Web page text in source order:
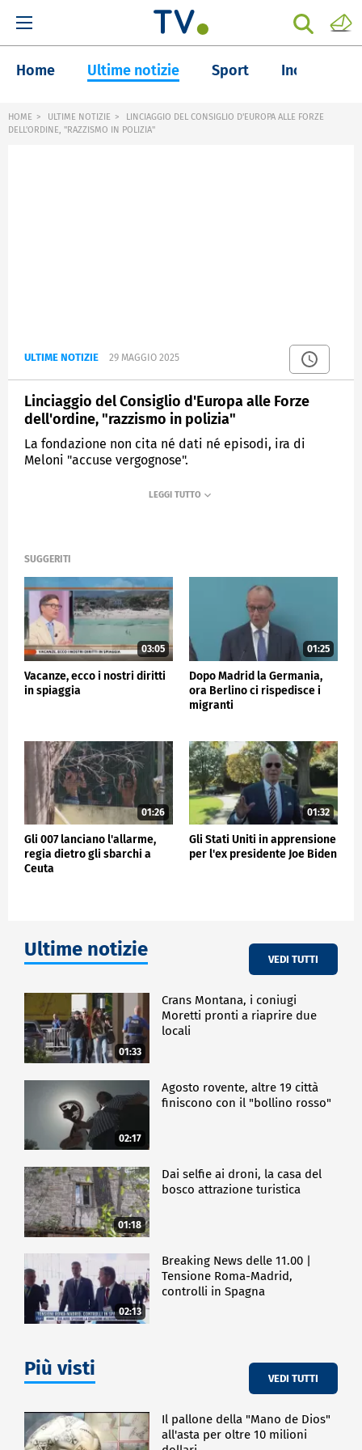
Home Ultime notizie Sport Inchieste
HOME ULTIME NOTIZIE
LINCIAGGIO DEL CONSIGLIO D'EUROPA ALLE FORZE
DELL'ORDINE, "RAZZISMO IN POLIZIA"
ULTIME NOTIZIE 29 MAGGIO 2025
Linciaggio del Consiglio d'Europa alle Forze
dell'ordine, "razzismo in polizia"
La fondazione non cita né dati né episodi, ira di
Meloni "accuse vergognose".
SUGGERITI
03:05
Vacanze, ecco i nostri diritti
in spiaggia
01:25
Dopo Madrid la Germania,
ora Berlino ci rispedisce i
migranti
01:26
Gli 007 lanciano l'allarme,
regia dietro gli sbarchi a
Ceuta
01:32
Gli Stati Uniti in apprensione
per l'ex presidente Joe Biden
Ultime notizie VEDI TUTTI
01:33
Crans Montana, i coniugi
Moretti pronti a riaprire due
locali
02:17
Agosto rovente, altre 19 città
finiscono con il "bollino rosso"
01:18
Dai selfie ai droni, la casa del
bosco attrazione turistica
02:13
Breaking News delle 11.00 |
Tensione Roma-Madrid,
controlli in Spagna
Più visti VEDI TUTTI
Il pallone della "Mano de Dios"
all'asta per oltre 10 milioni